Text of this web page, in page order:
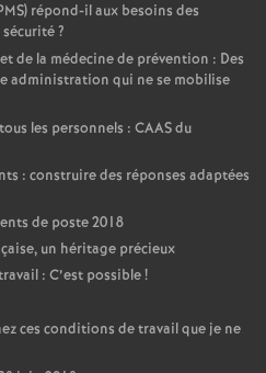
répond-il aux besoins des
?
de la médecine de prévention : Des
administration qui ne se mobilise
les personnels : CAAS du
: construire des réponses adaptées
de poste 2018
un héritage précieux
: C’est possible!
ces conditions de travail que je ne